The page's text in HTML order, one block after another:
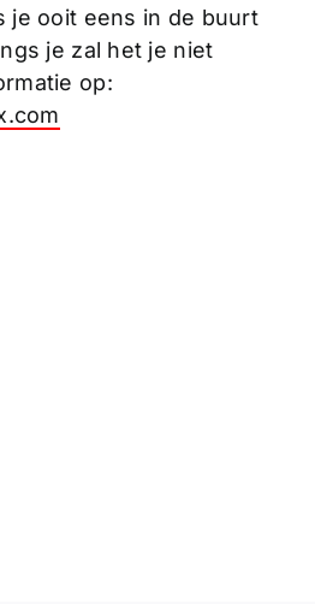
je ooit eens in de buurt
je zal het je niet
op: